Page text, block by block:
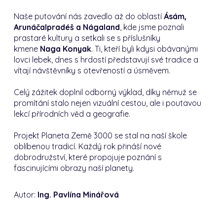
Naše putování nás zavedlo až do oblastí Ásám,
Arunáčalpradéš a Nágaland , kde jsme poznali
prastaré kultury a setkali se s příslušníky
kmene Naga Konyak. Ti, kteří byli kdysi obávanými
lovci lebek, dnes s hrdostí představují své tradice a
vítají návštěvníky s otevřeností a úsměvem.
Celý zážitek doplnil odborný výklad, díky němuž se
promítání stalo nejen vizuální cestou, ale i poutavou
lekcí přírodních věd a geografie.
Projekt Planeta Země 3000 se stal na naší škole
oblíbenou tradicí. Každý rok přináší nové
dobrodružství, které propojuje poznání s
fascinujícími obrazy naší planety.
Autor: Ing. Pavlína Minářová